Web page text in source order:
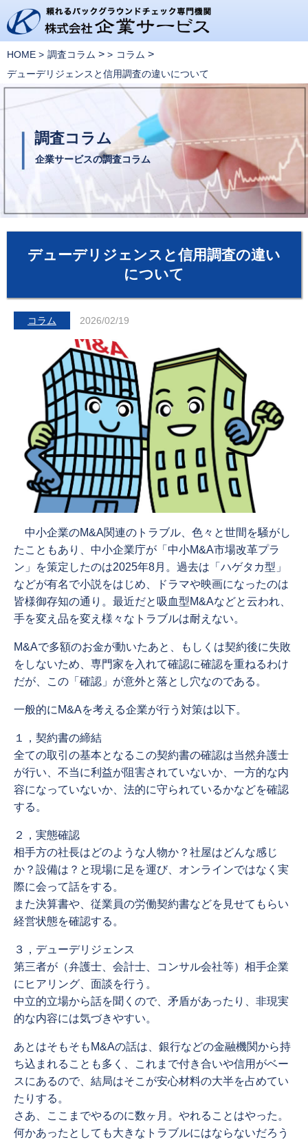
HOME 調査コラム > コラム >
デューデリジェンスと信用調査の違いについて
調査コラム
企業サービスの調査コラム
デューデリジェンスと信用調査の違い
について
コラム 2026/02/19
中小企業のM&A関連のトラブル、色々と世間を騒がし
たこともあり、中小企業庁が「中小M&A市場改革プラ
ン」を策定したのは2025年8月。過去は「ハゲタカ型」
などが有名で小説をはじめ、ドラマや映画になったのは
皆様御存知の通り。最近だと吸血型M&Aなどと云われ、
手を変え品を変え様々なトラブルは耐えない。
M&Aで多額のお金が動いたあと、もしくは契約後に失敗
をしないため、専門家を入れて確認に確認を重ねるわけ
だが、この「確認」が意外と落とし穴なのである。
一般的にM&Aを考える企業が行う対策は以下。
１，契約書の締結
全ての取引の基本となるこの契約書の確認は当然弁護士
が行い、不当に利益が阻害されていないか、一方的な内
容になっていないか、法的に守られているかなどを確認
する。
２，実態確認
相手方の社長はどのような人物か？社屋はどんな感じ
か？設備は？と現場に足を運び、オンラインではなく実
際に会って話をする。
また決算書や、従業員の労働契約書などを見せてもらい
経営状態を確認する。
３，デューデリジェンス
第三者が（弁護士、会計士、コンサル会社等）相手企業
にヒアリング、面談を行う。
中立的立場から話を聞くので、矛盾があったり、非現実
的な内容には気づきやすい。
あとはそもそもM&Aの話は、銀行などの金融機関から持
ち込まれることも多く、これまで付き合いや信用がベー
スにあるので、結局はそこが安心材料の大半を占めてい
たりする。
さあ、ここまでやるのに数ヶ月。やれることはやった。
何かあったとしても大きなトラブルにはならないだろう